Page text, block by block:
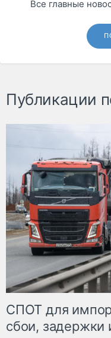
Все главные
Публикации
СПОТ для
сбои,